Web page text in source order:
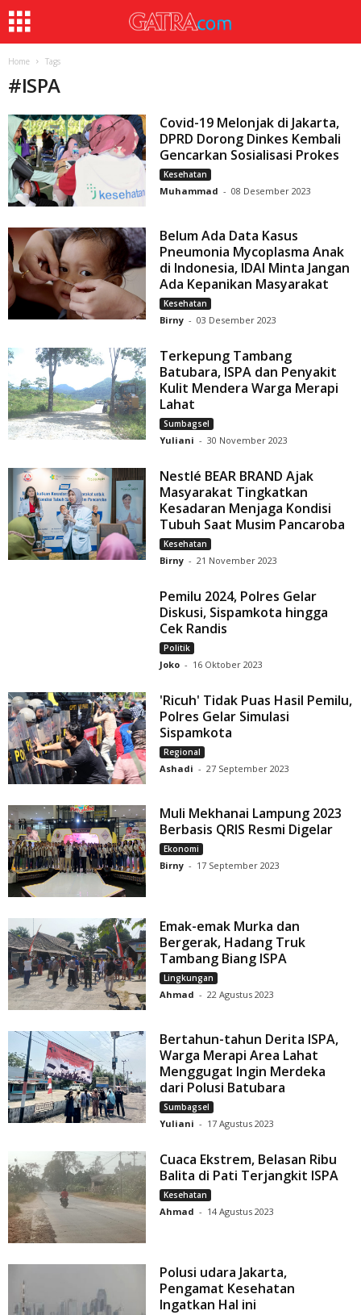
Home Tags
#ISPA
Covid-19 Melonjak di Jakarta,
DPRD Dorong Dinkes Kembali
Gencarkan Sosialisasi Prokes
Kesehatan
Muhammad - 08 Desember 2023
Belum Ada Data Kasus
Pneumonia Mycoplasma Anak
di Indonesia, IDAI Minta Jangan
Ada Kepanikan Masyarakat
Kesehatan
Birny - 03 Desember 2023
Terkepung Tambang
Batubara, ISPA dan Penyakit
Kulit Mendera Warga Merapi
Lahat
Sumbagsel
Yuliani - 30 November 2023
Nestlé BEAR BRAND Ajak
Masyarakat Tingkatkan
Kesadaran Menjaga Kondisi
Tubuh Saat Musim Pancaroba
Kesehatan
Birny - 21 November 2023
Pemilu 2024, Polres Gelar
Diskusi, Sispamkota hingga
Cek Randis
Politik
Joko - 16 Oktober 2023
'Ricuh' Tidak Puas Hasil Pemilu,
Polres Gelar Simulasi
Sispamkota
Regional
Ashadi - 27 September 2023
Muli Mekhanai Lampung 2023
Berbasis QRIS Resmi Digelar
Ekonomi
Birny - 17 September 2023
Emak-emak Murka dan
Bergerak, Hadang Truk
Tambang Biang ISPA
Lingkungan
Ahmad - 22 Agustus 2023
Bertahun-tahun Derita ISPA,
Warga Merapi Area Lahat
Menggugat Ingin Merdeka
dari Polusi Batubara
Sumbagsel
Yuliani - 17 Agustus 2023
Cuaca Ekstrem, Belasan Ribu
Balita di Pati Terjangkit ISPA
Kesehatan
Ahmad - 14 Agustus 2023
Polusi udara Jakarta,
Pengamat Kesehatan
Ingatkan Hal ini